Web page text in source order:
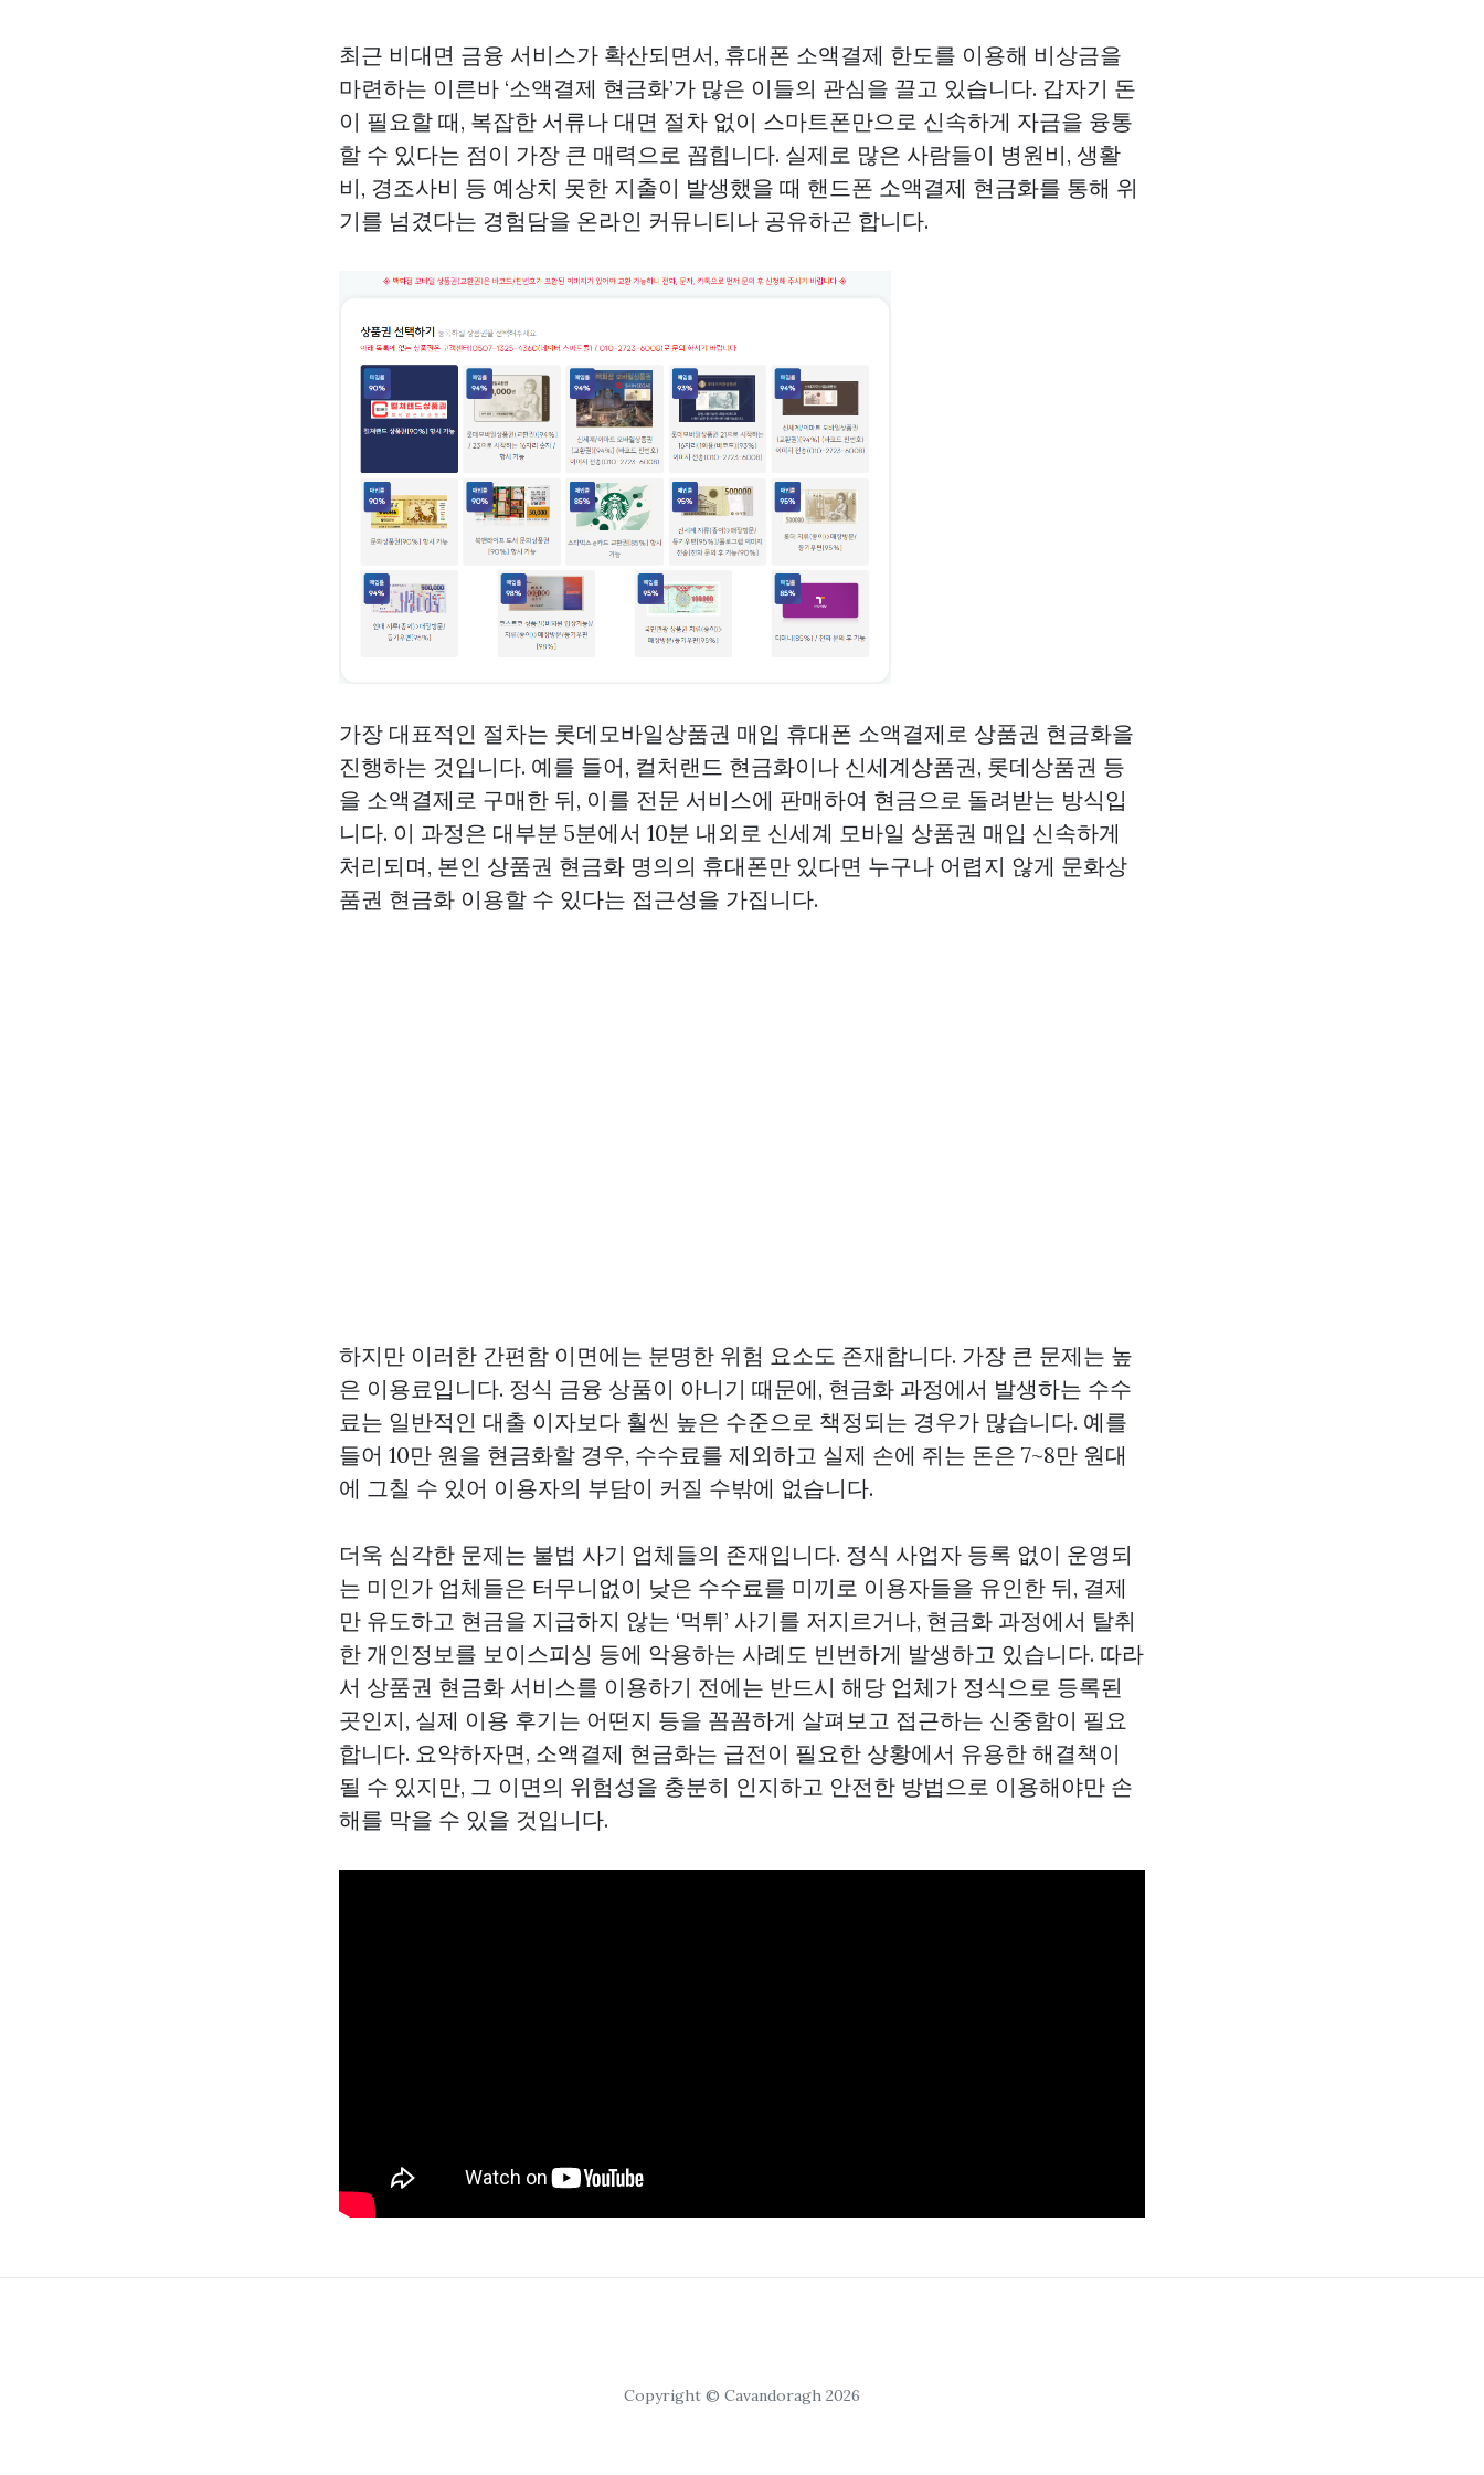
최근 비대면 금융 서비스가 확산되면서, 휴대폰 소액결제 한도를 이용해 비상금을
마련하는 이른바 ‘소액결제 현금화’가 많은 이들의 관심을 끌고 있습니다. 갑자기 돈
이 필요할 때, 복잡한 서류나 대면 절차 없이 스마트폰만으로 신속하게 자금을 융통
할 수 있다는 점이 가장 큰 매력으로 꼽힙니다. 실제로 많은 사람들이 병원비, 생활
비, 경조사비 등 예상치 못한 지출이 발생했을 때 핸드폰 소액결제 현금화를 통해 위
기를 넘겼다는 경험담을 온라인 커뮤니티나 공유하곤 합니다.
가장 대표적인 절차는 롯데모바일상품권 매입 휴대폰 소액결제로 상품권 현금화을
진행하는 것입니다. 예를 들어, 컬처랜드 현금화이나 신세계상품권, 롯데상품권 등
을 소액결제로 구매한 뒤, 이를 전문 서비스에 판매하여 현금으로 돌려받는 방식입
니다. 이 과정은 대부분 5분에서 10분 내외로 신세계 모바일 상품권 매입 신속하게
처리되며, 본인 상품권 현금화 명의의 휴대폰만 있다면 누구나 어렵지 않게 문화상
품권 현금화 이용할 수 있다는 접근성을 가집니다.
하지만 이러한 간편함 이면에는 분명한 위험 요소도 존재합니다. 가장 큰 문제는 높
은 이용료입니다. 정식 금융 상품이 아니기 때문에, 현금화 과정에서 발생하는 수수
료는 일반적인 대출 이자보다 훨씬 높은 수준으로 책정되는 경우가 많습니다. 예를
들어 10만 원을 현금화할 경우, 수수료를 제외하고 실제 손에 쥐는 돈은 7~8만 원대
에 그칠 수 있어 이용자의 부담이 커질 수밖에 없습니다.
더욱 심각한 문제는 불법 사기 업체들의 존재입니다. 정식 사업자 등록 없이 운영되
는 미인가 업체들은 터무니없이 낮은 수수료를 미끼로 이용자들을 유인한 뒤, 결제
만 유도하고 현금을 지급하지 않는 ‘먹튀’ 사기를 저지르거나, 현금화 과정에서 탈취
한 개인정보를 보이스피싱 등에 악용하는 사례도 빈번하게 발생하고 있습니다. 따라
서 상품권 현금화 서비스를 이용하기 전에는 반드시 해당 업체가 정식으로 등록된
곳인지, 실제 이용 후기는 어떤지 등을 꼼꼼하게 살펴보고 접근하는 신중함이 필요
합니다. 요약하자면, 소액결제 현금화는 급전이 필요한 상황에서 유용한 해결책이
될 수 있지만, 그 이면의 위험성을 충분히 인지하고 안전한 방법으로 이용해야만 손
해를 막을 수 있을 것입니다.
Copyright © Cavandoragh 2026